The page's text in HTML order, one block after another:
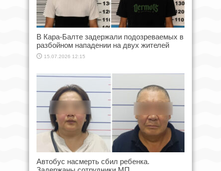
В Кара-Балте задержали подозреваемых в
разбойном нападении на двух жителей
15.07.2026 12:15
Автобус насмерть сбил ребенка.